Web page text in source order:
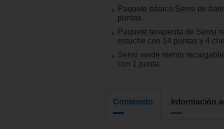
Paquete básico Sensi de
puntas.
Paquete terapeuta de Sensi
estuche con 14 puntas y 4
Sensi verde menta
con 1 punta.
Contenido Información